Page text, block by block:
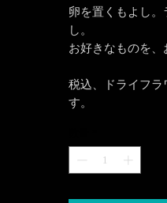
卵を置くもよし。
し。
お好きなものを、
税込、ドライフラ
す。